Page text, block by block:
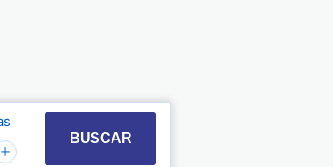
and select a date. Press the
with the calendar and select a date.
BUSCAR